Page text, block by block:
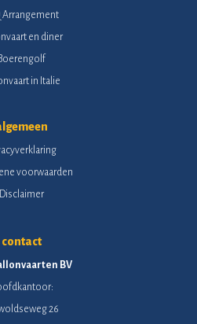
Arrangement
en diner
Boerengolf
in Italie
voorwaarden
Disclaimer
contact
BV
26